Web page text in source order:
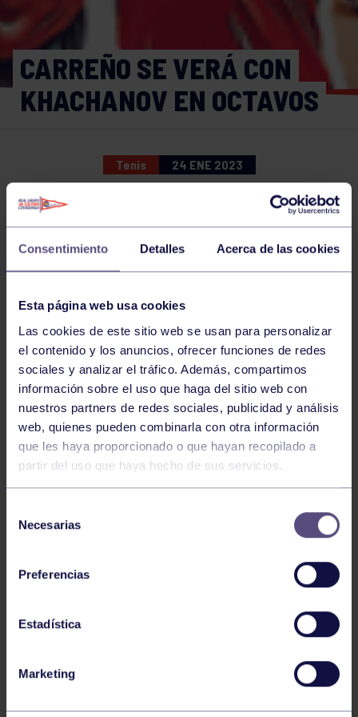
Consentimiento Detalles Acerca de las cookies
Esta página web usa cookies
Las cookies de este sitio web se usan para personalizar
el contenido y los anuncios, ofrecer funciones de redes
sociales y analizar el tráfico. Además, compartimos
información sobre el uso que haga del sitio web con
nuestros partners de redes sociales, publicidad y análisis
web, quienes pueden combinarla con otra información
que les haya proporcionado o que hayan recopilado a
partir del uso que haya hecho de sus servicios.
Necesarias
Preferencias
Estadística
Marketing
CARREÑO SE VERÁ CON
KHACHANOV EN OCTAVOS
Tenis 24 ENE 2023
NOTICIAS RELACIONADAS
Tenis 05 Ago 2026
VII TORNEO ABANCA
Tenis
CIRCUITO AS YOUNG TOUR 2026